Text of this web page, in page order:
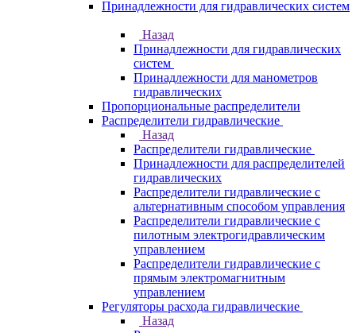
Принадлежности для гидравлических систем
Назад
Принадлежности для гидравлических
систем
Принадлежности для манометров
гидравлических
Пропорциональные распределители
Распределители гидравлические
Назад
Распределители гидравлические
Принадлежности для распределителей
гидравлических
Распределители гидравлические с
альтернативным способом управления
Распределители гидравлические с
пилотным электрогидравлическим
управлением
Распределители гидравлические с
прямым электромагнитным
управлением
Регуляторы расхода гидравлические
Назад